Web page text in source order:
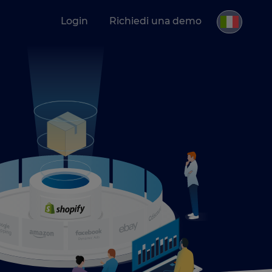
Login Richiedi una demo